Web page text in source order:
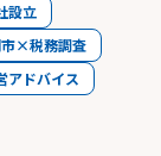
設立
×税務調査
ドバイス